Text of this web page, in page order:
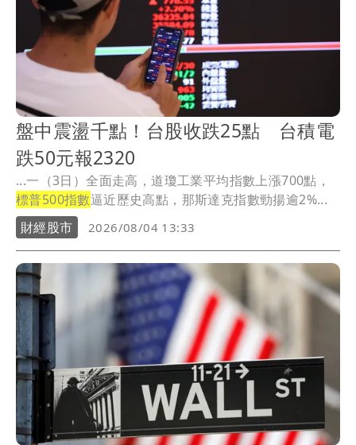
盤中震盪千點！台股收跌25點 台積電
跌50元報2320
...一（3日）全面走高，道瓊工業平均指數上漲700點，
標普500指數逼近歷史高點，那斯達克指數勁揚逾2%...
財經股市
2026/08/04 13:33